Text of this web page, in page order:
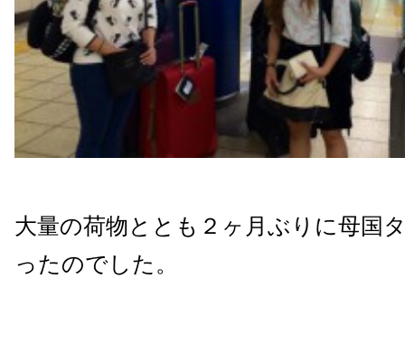
大量の荷物ととも２ヶ月ぶりに母国
ったのでした。